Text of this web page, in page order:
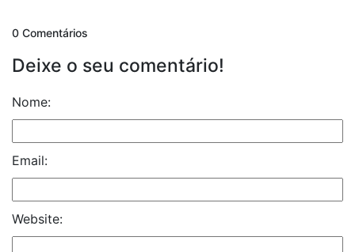
0 Comentários
Deixe o seu comentário!
Nome:
Email:
Website: